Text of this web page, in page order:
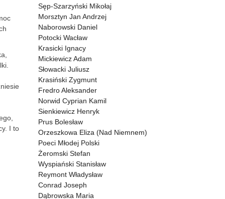
I to
Sęp-Szarzyński Mikołaj
Morsztyn Jan Andrzej
Naborowski Daniel
Potocki Wacław
Krasicki Ignacy
Mickiewicz Adam
Słowacki Juliusz
Krasiński Zygmunt
Fredro Aleksander
Norwid Cyprian Kamil
Sienkiewicz Henryk
Prus Bolesław
Orzeszkowa Eliza (Nad Niemnem)
Poeci Młodej Polski
Żeromski Stefan
Wyspiański Stanisław
Reymont Władysław
Conrad Joseph
Dąbrowska Maria